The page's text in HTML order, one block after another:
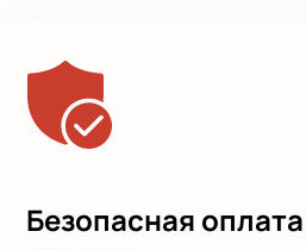
Безопасная